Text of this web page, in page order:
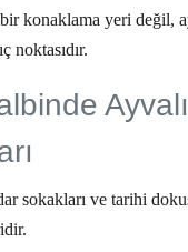
konaklama yeri değil,
noktasıdır.
sokakları ve tarihi